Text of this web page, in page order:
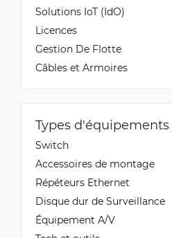
Solutions IoT (IdO)
Licences
Gestion De Flotte
Câbles et Armoires
Types d'équipements
Switch
Accessoires de montage
Répéteurs Ethernet
Disque dur de Surveillance
Équipement A/V